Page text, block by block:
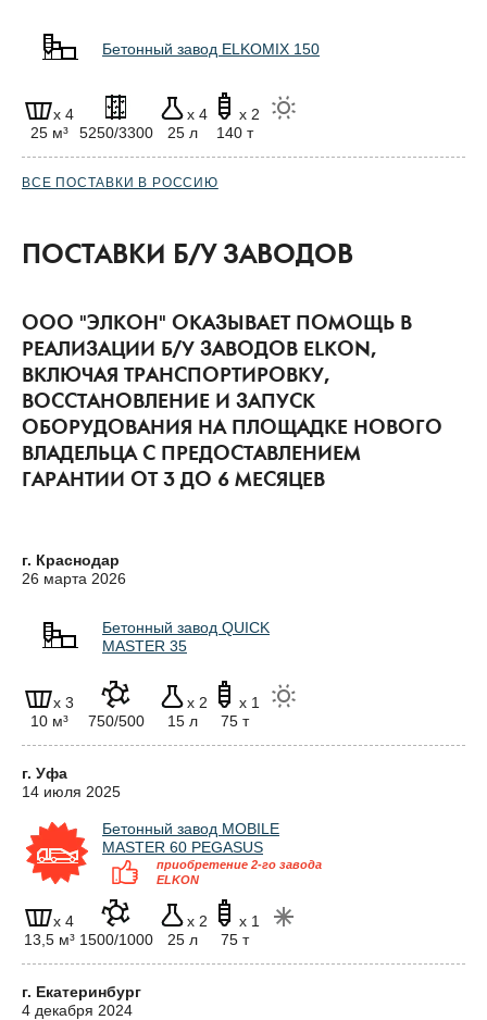
Бетонный завод ELKOMIX 150
x 4
25 м³
5250/3300
x 4
25 л
x 2
140 т
ВСЕ ПОСТАВКИ В РОССИЮ
ПОСТАВКИ Б/У ЗАВОДОВ
ООО "ЭЛКОН" ОКАЗЫВАЕТ ПОМОЩЬ В
РЕАЛИЗАЦИИ Б/У ЗАВОДОВ ELKON,
ВКЛЮЧАЯ ТРАНСПОРТИРОВКУ,
ВОССТАНОВЛЕНИЕ И ЗАПУСК
ОБОРУДОВАНИЯ НА ПЛОЩАДКЕ НОВОГО
ВЛАДЕЛЬЦА С ПРЕДОСТАВЛЕНИЕМ
ГАРАНТИИ ОТ 3 ДО 6 МЕСЯЦЕВ
г. Краснодар
26 марта 2026
Бетонный завод QUICK
MASTER 35
x 3
10 м³
750/500
x 2
15 л
x 1
75 т
г. Уфа
14 июля 2025
Бетонный завод MOBILE
MASTER 60 PEGASUS
приобретение 2-го завода
ELKON
x 4
13,5 м³ 1500/1000
x 2
25 л
x 1
75 т
г. Екатеринбург
4 декабря 2024